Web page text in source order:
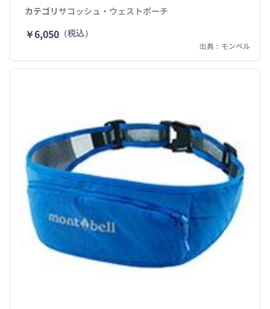
カテゴリサコッシュ・ウェストポーチ
￥6,050 （税込）
出典：モンベル